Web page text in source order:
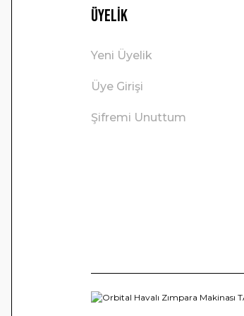
Üyelik
Yeni Üyelik
Üye Girişi
Şifremi Unuttum